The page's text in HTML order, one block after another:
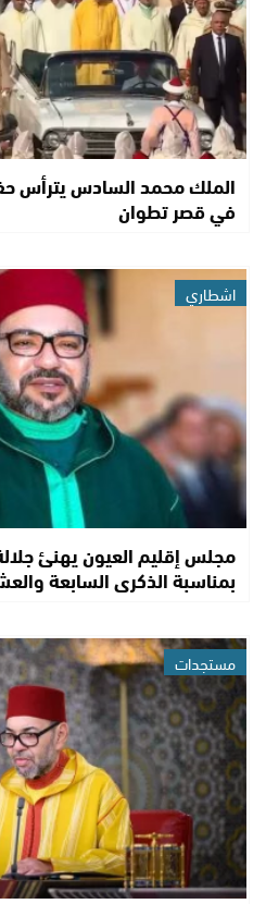
الملك محمد السادس يترأس
في قصر تطوان
اشطاري
مجلس إقليم العيون يهنئ
بمناسبة الذكرى السابعة
مستجدات